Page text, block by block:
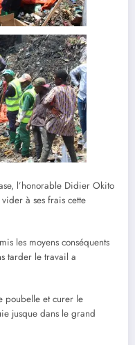
l’honorable Didier Okito
à ses frais cette
les moyens conséquents
tarder le travail a
poubelle et curer le
jusque dans le grand